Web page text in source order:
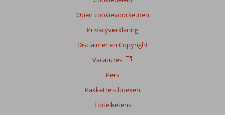
Open cookievoorkeuren
Privacyverklaring
Disclaimer en Copyright
Vacatures
Pers
Pakketreis boeken
Hotelketens